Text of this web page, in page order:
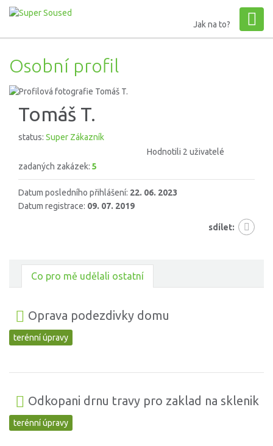
Jak na to?
Osobní profil
Tomáš T.
status: Super Zákazník
Hodnotili 2 uživatelé
zadaných zakázek: 5
Datum posledního přihlášení: 22. 06. 2023
Datum registrace: 09. 07. 2019
sdílet:
Co pro mě udělali ostatní
Oprava podezdivky domu
terénní úpravy
Odkopani drnu travy pro zaklad na sklenik
terénní úpravy